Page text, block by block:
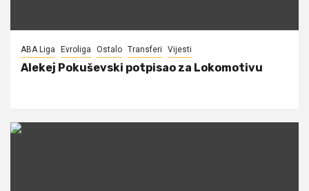
ABA Liga Evroliga Ostalo Transferi Vijesti
Alekej Pokuševski potpisao za Lokomotivu